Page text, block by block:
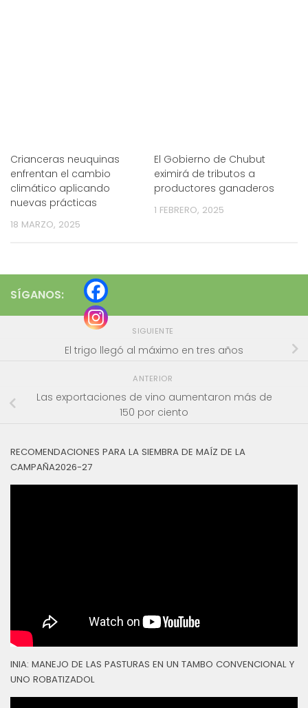
Crianceras neuquinas
enfrentan el cambio
climático aplicando
nuevas prácticas
18 MARZO, 2025
El Gobierno de Chubut
eximirá de tributos a
productores ganaderos
1 FEBRERO, 2025
SÍGANOS:
SIGUIENTE
El trigo llegó al máximo en tres años
ANTERIOR
Las exportaciones de vino aumentaron más de
150 por ciento
RECOMENDACIONES PARA LA SIEMBRA DE MAÍZ DE LA
CAMPAÑA2026-27
INIA: MANEJO DE LAS PASTURAS EN UN TAMBO CONVENCIONAL Y
UNO ROBATIZADOL